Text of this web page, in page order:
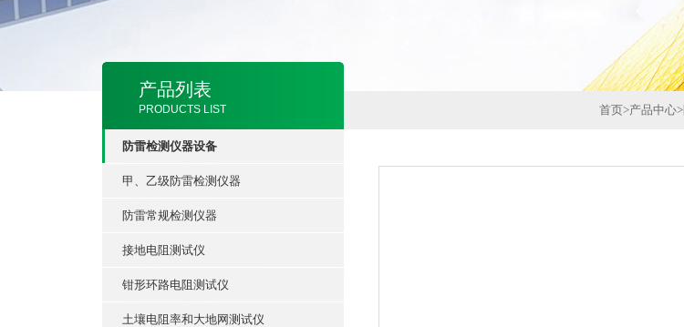
产品列表
PRODUCTS LIST
防雷检测仪器设备
甲、乙级防雷检测仪器
防雷常规检测仪器
接地电阻测试仪
钳形环路电阻测试仪
土壤电阻率和大地网测试仪
首页>产品中心>